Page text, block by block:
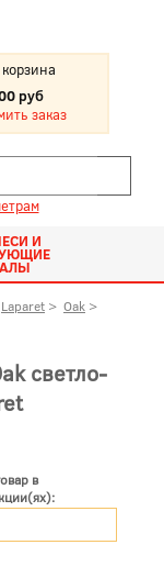
руб
заказ
И
Laparet > Oak >
светло-
в